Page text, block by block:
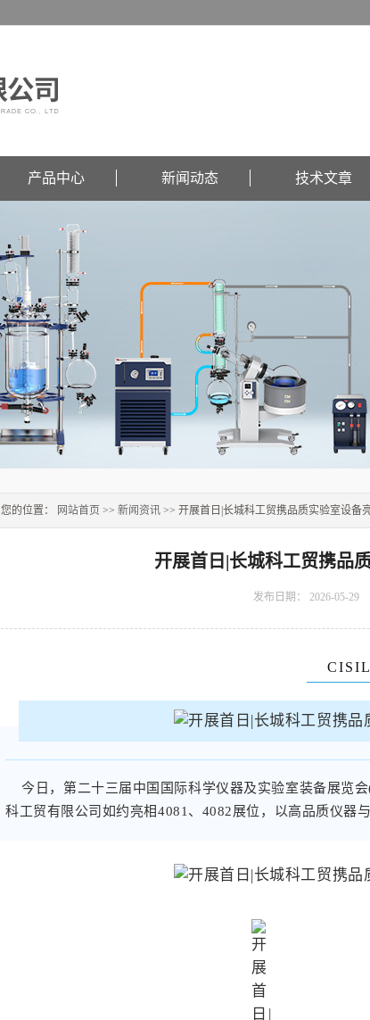
产品中心 新闻动态 技术文章
您的位置： 网站首页 >> 新闻资讯 >> 开展首日|长城科工贸携品质实验室设备
开展首日|长城科工贸携品
发布日期： 2026-05-29
今日，第二十三届中国国际科学仪器及实验室装备展览
科工贸有限公司如约亮相4081、4082展位，以高品质仪器